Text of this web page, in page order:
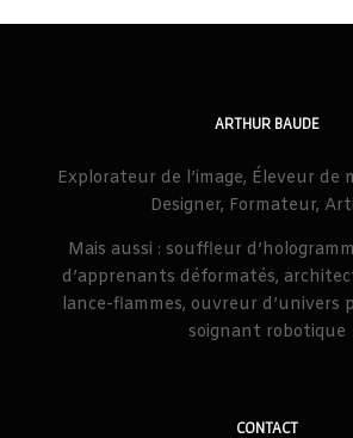
ARTHUR BAUDE
Explorateur de l’image, Éleveur de
Designer, Formateur,
Mais aussi : souffleur
d’apprenants déformatés,
lance-flammes, ouvreur d’univers
soignant robotique
CONTACT